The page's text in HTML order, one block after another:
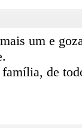
um e
de